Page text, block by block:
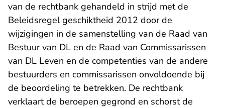
van de rechtbank gehandeld in strijd met de
Beleidsregel geschiktheid 2012 door de
wijzigingen in de samenstelling van de Raad van
Bestuur van DL en de Raad van Commissarissen
van DL Leven en de competenties van de andere
bestuurders en commissarissen onvoldoende bij
de beoordeling te betrekken. De rechtbank
verklaart de beroepen gegrond en schorst de